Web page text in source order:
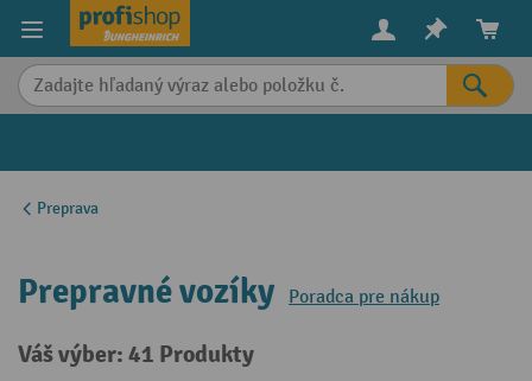
content
Preprava
Prepravné vozíky Poradca pre nákup
Váš výber: 41 Produkty